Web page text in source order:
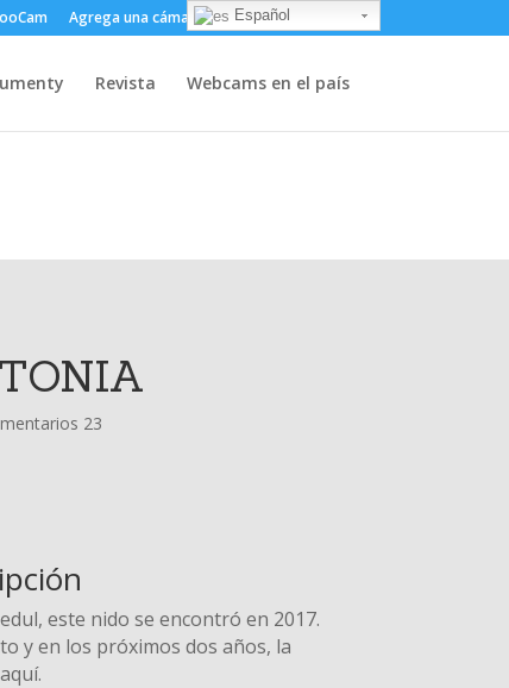
Agrega una cámara Sobre Contacto
Revista Webcams en el país
23
este nido se encontró en 2017.
y en los próximos dos años, la
Español